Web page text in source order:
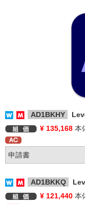
AD1BKHY
¥ 135,168 本
AD1BKKQ
¥ 121,440 本